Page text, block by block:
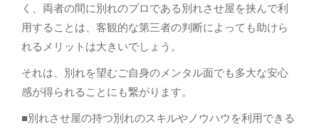
く、両者の間に別れのプロである別れさせ屋を挟んで利
用することは、客観的な第三者の判断によっても助けら
れるメリットは大きいでしょう。
それは、別れを望むご自身のメンタル面でも多大な安心
感が得られることにも繋がります。
■別れさせ屋の持つ別れのスキルやノウハウを利用できる